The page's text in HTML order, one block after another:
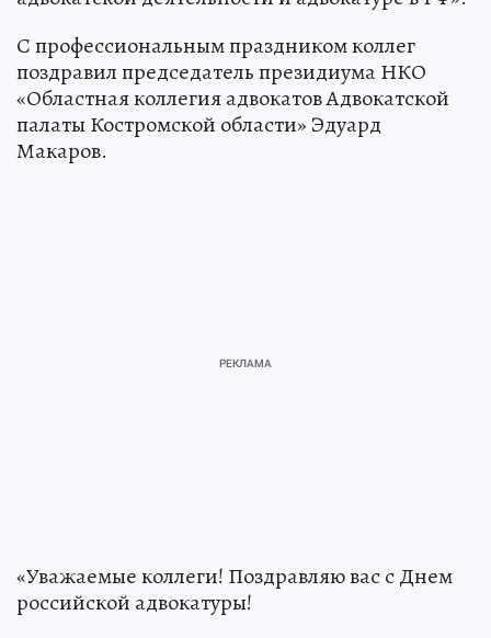
С профессиональным праздником коллег
поздравил председатель президиума НКО
«Областная коллегия адвокатов Адвокатской
палаты Костромской области» Эдуард
Макаров.
«Уважаемые коллеги! Поздравляю вас с Днем
российской адвокатуры!